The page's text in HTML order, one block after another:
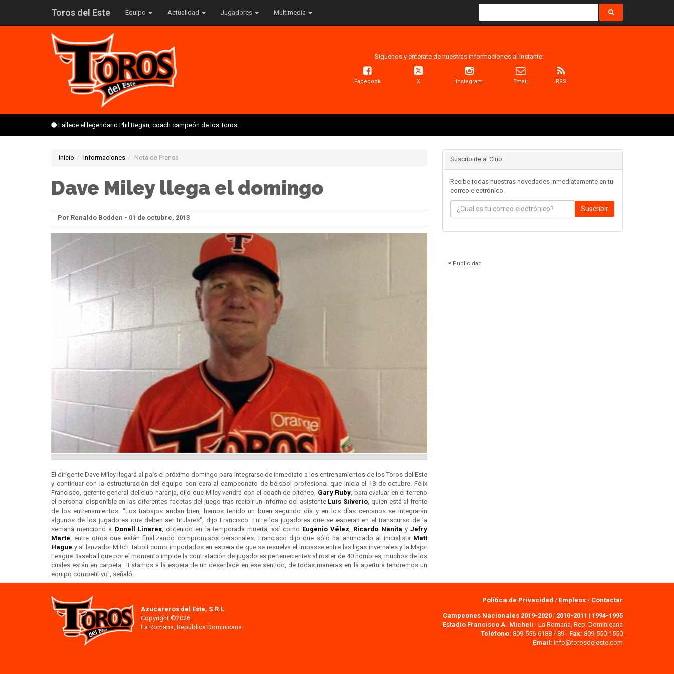
Toros del Este Equipo Actualidad Jugadores Multimedia
Síguenos y entérate de nuestras informaciones al instante:
Facebook X Instagram Email RSS
Fallece el legendario Phil Regan, coach campeón de los Toros
Inicio Informaciones Nota de Prensa
Dave Miley llega el domingo
Por Renaldo Bodden - 01 de octubre, 2013
El dirigente Dave Miley llegará al país el próximo domingo para integrarse de inmediato a los entrenamientos de los Toros del Este
y continuar con la estructuración del equipo con cara al campeonato de béisbol profesional que inicia el 18 de octubre. Félix
Francisco, gerente general del club naranja, dijo que Miley vendrá con el coach de pitcheo, Gary Ruby , para evaluar en el terreno
el personal disponible en las diferentes facetas del juego tras recibir un informe del asistente Luis Silverio , quien está al frente
de los entrenamientos. "Los trabajos andan bien, hemos tenido un buen segundo día y en los días cercanos se integrarán
algunos de los jugadores que deben ser titulares", dijo Francisco. Entre los jugadores que se esperan en el transcurso de la
semana mencionó a Donell Linares, obtenido en la temporada muerta, así como Eugenio Vélez Ricardo Nanita yJefry
Marte , entre otros que están finalizando compromisos personales. Francisco dijo que sólo ha anunciado al inicialista Matt
Hague y al lanzador Mitch Tabolt como importados en espera de que se resuelva el impasse entre las ligas invernales y la Major
League Baseball que por el momento impide la contratación de jugadores pertenecientes al roster de 40 hombres, muchos de los
cuales están en carpeta. "Estamos a la espera de un desenlace en ese sentido, de todas maneras en la apertura tendremos un
equipo competitivo", señaló.
Suscribirte al Club
Recibe todas nuestras novedades inmediatamente en tu
correo electrónico.
Suscribir
Publicidad
Azucareros del Este, S.R.L.
Copyright ©2026.
La Romana, República Dominicana
Política de Privacidad / Empleos / Contactar
Campeones Nacionales 2019-2020 | 2010-2011 | 1994-1995
Estadio Francisco A. Micheli - La Romana, Rep. Dominicana
Teléfono: 809-556-6188 / 89 - Fax: 809-550-1550
Email: info@torosdeleste.com